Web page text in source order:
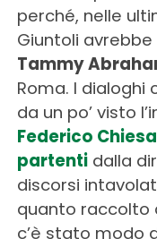
perché, nelle
Giuntoli
Tammy
Roma. I dialoghi
da un po’ visto
Federico
partentidalla
discorsi
quanto raccolto
c’è stato modo